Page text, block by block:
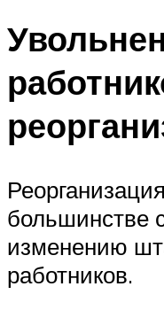
большинстве
изменению
работников.